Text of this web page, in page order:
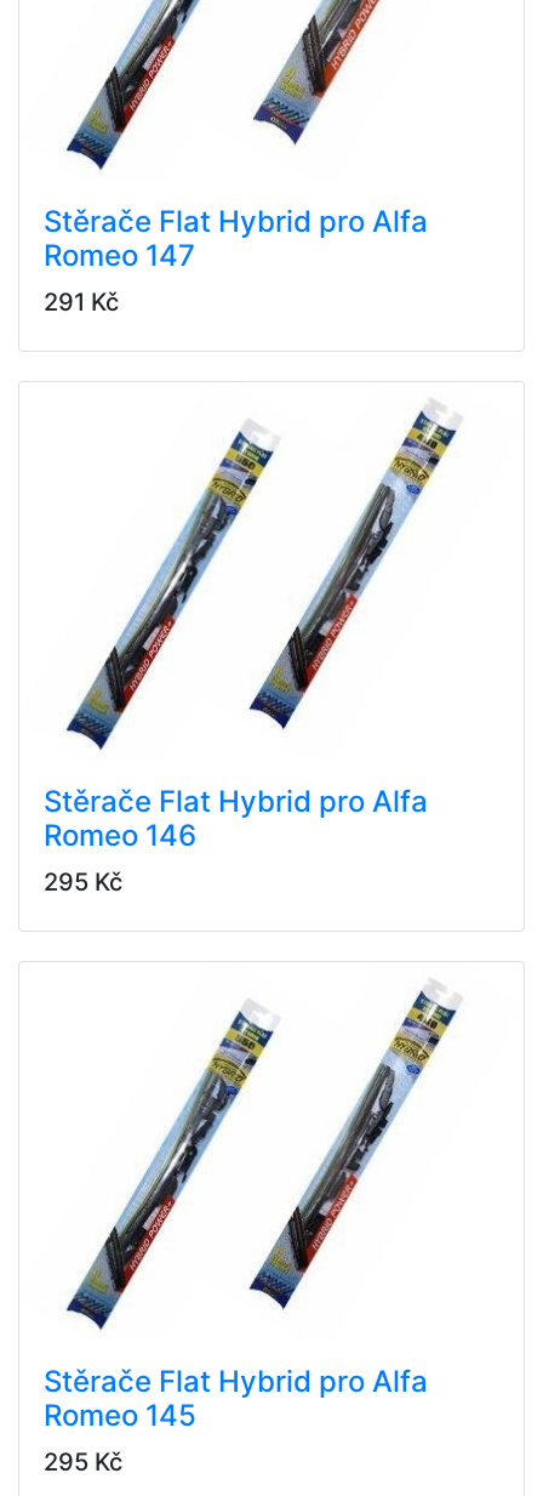
Stěrače Flat Hybrid pro Alfa
Romeo 147
291 Kč
Stěrače Flat Hybrid pro Alfa
Romeo 146
295 Kč
Stěrače Flat Hybrid pro Alfa
Romeo 145
295 Kč